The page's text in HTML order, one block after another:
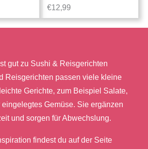
€12,99
gut zu Sushi & Reisgerichten
Reisgerichten passen viele kleine
Gerichte, zum Beispiel Salate,
Gemüse. Sie ergänzen
und sorgen für Abwechslung.
findest du auf der Seite